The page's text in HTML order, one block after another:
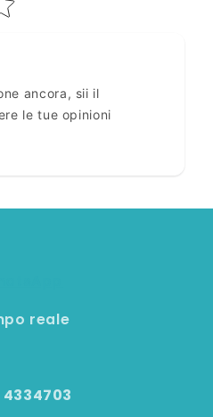
ancora, sii il
le tue opinioni
reale
4334703